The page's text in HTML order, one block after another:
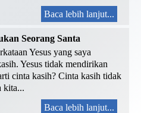
Baca lebih lanjut...
Seorang Santa
Yesus yang saya
Yesus tidak mendirikan
cinta kasih? Cinta kasih tidak
kita...
Baca lebih lanjut...